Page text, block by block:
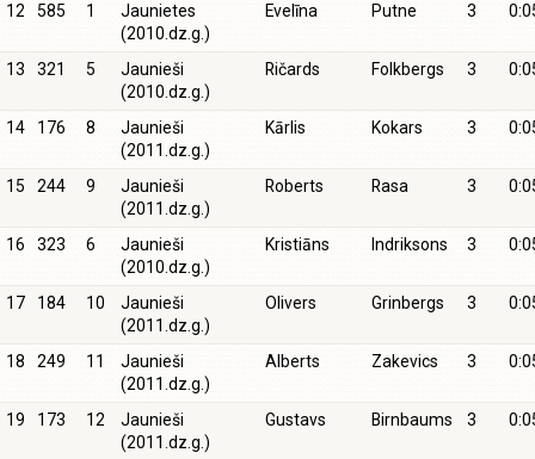
12 585 1
Jaunietes
(2010.dz.g.)
Evelīna Putne 3
13 321 5
Jaunieši
(2010.dz.g.)
Ričards Folkbergs 3
14 176 8
Jaunieši
(2011.dz.g.)
Kārlis Kokars 3
15 244 9
Jaunieši
(2011.dz.g.)
Roberts Rasa 3
16 323 6
Jaunieši
(2010.dz.g.)
Kristiāns Indriksons 3
17 184 10
Jaunieši
(2011.dz.g.)
Olivers Grinbergs 3
18 249 11
Jaunieši
(2011.dz.g.)
Alberts Zakevics 3
19 173 12
Jaunieši
(2011.dz.g.)
Gustavs Birnbaums 3